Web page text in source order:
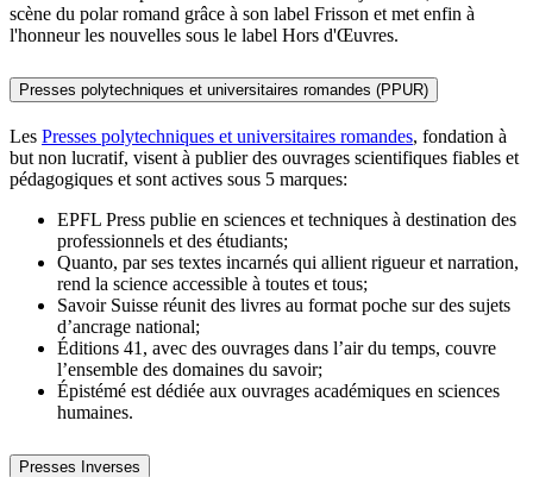
scène du polar romand grâce à son label Frisson et met enfin à
l'honneur les nouvelles sous le label Hors d'Œuvres.
Presses polytechniques et universitaires romandes (PPUR)
Les Presses polytechniques et universitaires romandes, fondation à
but non lucratif, visent à publier des ouvrages scientifiques fiables et
pédagogiques et sont actives sous 5 marques:
EPFL Press publie en sciences et techniques à destination des
professionnels et des étudiants;
Quanto, par ses textes incarnés qui allient rigueur et narration,
rend la science accessible à toutes et tous;
Savoir Suisse réunit des livres au format poche sur des sujets
d’ancrage national;
Éditions 41, avec des ouvrages dans l’air du temps, couvre
l’ensemble des domaines du savoir;
Épistémé est dédiée aux ouvrages académiques en sciences
humaines.
Presses Inverses